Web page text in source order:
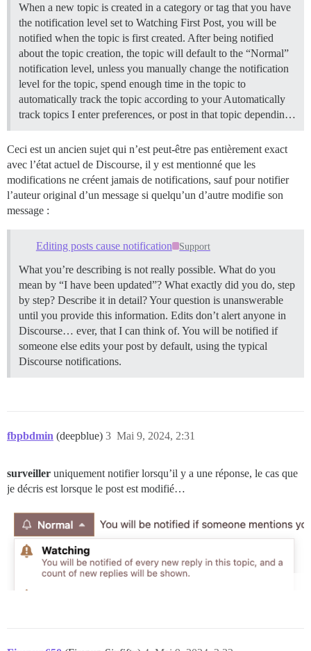
When a new topic is created in a category or tag that you have
the notification level set to Watching First Post, you will be
notified when the topic is first created. After being notified
about the topic creation, the topic will default to the “Normal”
notification level, unless you manually change the notification
level for the topic, spend enough time in the topic to
automatically track the topic according to your Automatically
track topics I enter preferences, or post in that topic dependin…
Ceci est un ancien sujet qui n’est peut-être pas entièrement exact
avec l’état actuel de Discourse, il y est mentionné que les
modifications ne créent jamais de notifications, sauf pour notifier
l’auteur original d’un message si quelqu’un d’autre modifie son
message :
Editing posts cause notification Support
What you’re describing is not really possible. What do you
mean by “I have been updated”? What exactly did you do, step
by step? Describe it in detail? Your question is unanswerable
until you provide this information. Edits don’t alert anyone in
Discourse… ever, that I can think of. You will be notified if
someone else edits your post by default, using the typical
Discourse notifications.
fbpbdmin (deepblue) Mai 9, 2024, 2:31
3
surveiller uniquement notifier lorsqu’il y a une réponse, le cas que
je décris est lorsque le post est modifié…